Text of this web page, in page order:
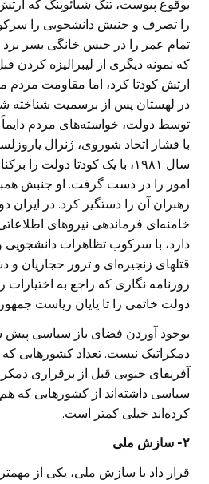
بوقوع پیوست، تنگ ‌شیائوپنگ که
را تصرف و جنبش دانشجویی را
تمام عمر را در حبس خانگی بسر
که نمونه دیگری از لیبرالیزه کردن
ارتش کودتا کرد، اما مقاومت
در لهستان پس از برسمیت شناخته
توسط دولت، خواسته‌های مردم دایماً
با فشار اتحاد شوروی، ژنرال
سال ۱۹۸۱، با یک کودتا دولت را
امور را در دست گرفت. او جنبش
رهبران آن را دستگیر کرد. در ایران
خامنه‌ای فرماندهی نیروهای
دارد، با سرکوب تظاهرات دانشجویی
قتلهای زنجیره‌ای و ترور حجاریان و
روزنامه نگاری که راجع به
دولت خاتمی را تا پایان ریاست
بوجود آوردن فضای باز سیاسی
دمکراتیک نیست. تعداد کشورهایی که
آفریقای جنوبی قبل از برقراری
سیاسی داشته‌اند از کشورهایی که هم
کرده‌اند خیلی کمتر است.
۲- سازش ملی
قرار داد یا سازش ملی، یکی از